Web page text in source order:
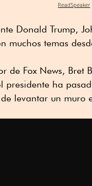
ReadSpeaker
Donald Trump,
muchos temas
de Fox News, Bret
ha
levantar un muro